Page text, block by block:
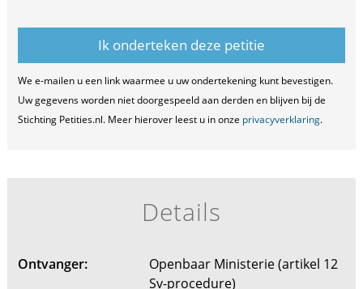
We e-mailen u een link waarmee u uw ondertekening kunt bevestigen.
Uw gegevens worden niet doorgespeeld aan derden en blijven bij de
Stichting Petities.nl. Meer hierover leest u in onze privacyverklaring.
Details
Ontvanger:
Openbaar Ministerie (artikel 12
Sv-procedure)